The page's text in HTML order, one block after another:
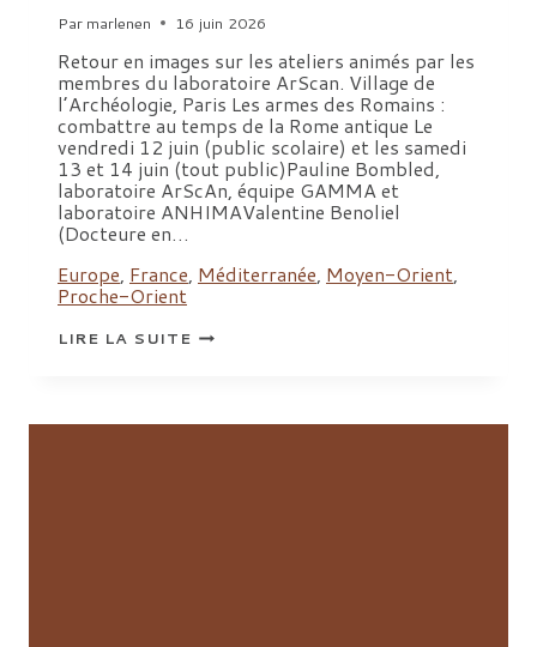
Par marlenen 16 juin 2026
Retour en images sur les ateliers animés par les
membres du laboratoire ArScan. Village de
l’Archéologie, Paris Les armes des Romains :
combattre au temps de la Rome antique Le
vendredi 12 juin (public scolaire) et les samedi
13 et 14 juin (tout public)Pauline Bombled,
laboratoire ArScAn, équipe GAMMA et
laboratoire ANHIMAValentine Benoliel
(Docteure en…
Europe, France, Méditerranée, Moyen-Orient,
Proche-Orient
LIRE LA SUITEJOURNÉES
EUROPÉENNES